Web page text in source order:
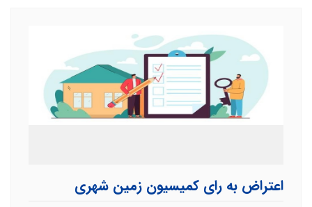
اعتراض به رای کمیسیون زمین شهری